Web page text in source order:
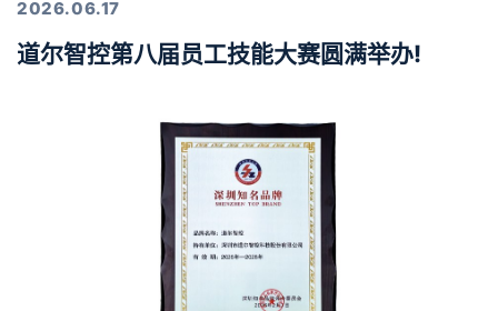
2026.06.17
道尔智控第八届员工技能大赛圆满举办!